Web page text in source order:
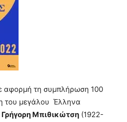
αφορμή τη συμπλήρωση 100
του μεγάλου Έλληνα
Γρήγορη Μπιθικώτση (1922-